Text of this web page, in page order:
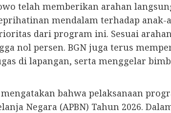
telah memberikan arahan
mendalam terhadap anak-
dari program ini. Sesuai
nol persen. BGN juga terus
di lapangan, serta menggelar
bahwa pelaksanaan
Negara (APBN) Tahun 2026.